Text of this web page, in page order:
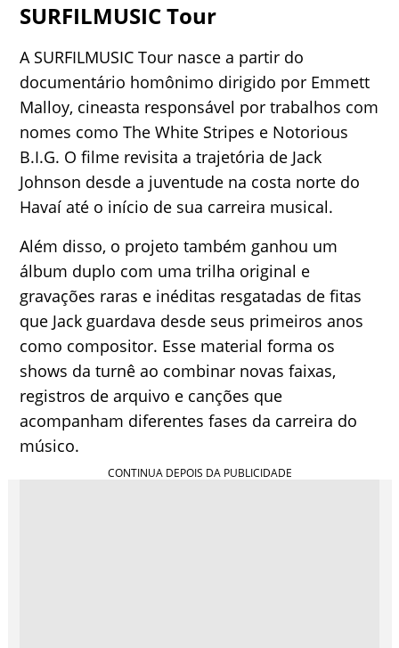
SURFILMUSIC Tour
A SURFILMUSIC Tour nasce a partir do
documentário homônimo dirigido por Emmett
Malloy, cineasta responsável por trabalhos com
nomes como The White Stripes e Notorious
B.I.G. O filme revisita a trajetória de Jack
Johnson desde a juventude na costa norte do
Havaí até o início de sua carreira musical.
Além disso, o projeto também ganhou um
álbum duplo com uma trilha original e
gravações raras e inéditas resgatadas de fitas
que Jack guardava desde seus primeiros anos
como compositor. Esse material forma os
shows da turnê ao combinar novas faixas,
registros de arquivo e canções que
acompanham diferentes fases da carreira do
músico.